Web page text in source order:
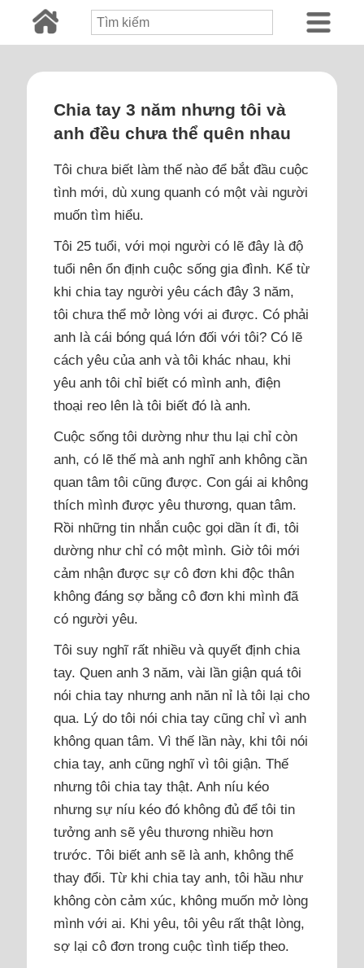
Chia tay 3 năm nhưng tôi và
anh đều chưa thể quên nhau
Tôi chưa biết làm thế nào để bắt đầu cuộc
tình mới, dù xung quanh có một vài người
muốn tìm hiểu.
Tôi 25 tuổi, với mọi người có lẽ đây là độ
tuổi nên ổn định cuộc sống gia đình. Kể từ
khi chia tay người yêu cách đây 3 năm,
tôi chưa thể mở lòng với ai được. Có phải
anh là cái bóng quá lớn đối với tôi? Có lẽ
cách yêu của anh và tôi khác nhau, khi
yêu anh tôi chỉ biết có mình anh, điện
thoại reo lên là tôi biết đó là anh.
Cuộc sống tôi dường như thu lại chỉ còn
anh, có lẽ thế mà anh nghĩ anh không cần
quan tâm tôi cũng được. Con gái ai không
thích mình được yêu thương, quan tâm.
Rồi những tin nhắn cuộc gọi dần ít đi, tôi
dường như chỉ có một mình. Giờ tôi mới
cảm nhận được sự cô đơn khi độc thân
không đáng sợ bằng cô đơn khi mình đã
có người yêu.
Tôi suy nghĩ rất nhiều và quyết định chia
tay. Quen anh 3 năm, vài lần giận quá tôi
nói chia tay nhưng anh năn nỉ là tôi lại cho
qua. Lý do tôi nói chia tay cũng chỉ vì anh
không quan tâm. Vì thế lần này, khi tôi nói
chia tay, anh cũng nghĩ vì tôi giận. Thế
nhưng tôi chia tay thật. Anh níu kéo
nhưng sự níu kéo đó không đủ để tôi tin
tưởng anh sẽ yêu thương nhiều hơn
trước. Tôi biết anh sẽ là anh, không thể
thay đổi. Từ khi chia tay anh, tôi hầu như
không còn cảm xúc, không muốn mở lòng
mình với ai. Khi yêu, tôi yêu rất thật lòng,
sợ lại cô đơn trong cuộc tình tiếp theo.